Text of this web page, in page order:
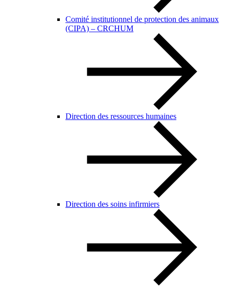
Comité institutionnel de protection des animaux
(CIPA) – CRCHUM
Direction des ressources humaines
Direction des soins infirmiers